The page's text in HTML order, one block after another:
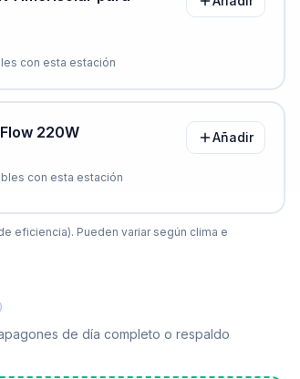
con esta estación
220W
con esta estación
Añadir
eficiencia). Pueden variar según clima e
de día completo o respaldo